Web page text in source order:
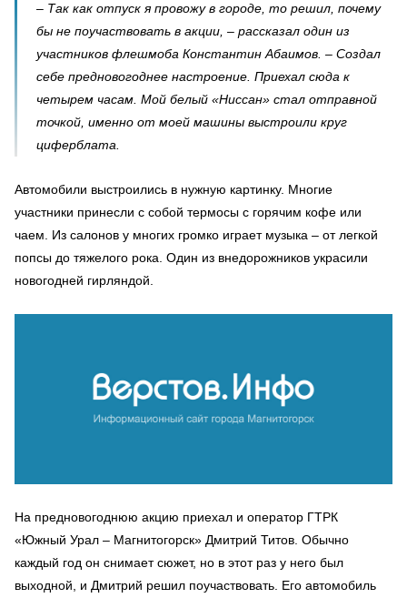
– Так как отпуск я провожу в городе, то решил, почему
бы не поучаствовать в акции, – рассказал один из
участников флешмоба Константин Абаимов. – Создал
себе предновогоднее настроение. Приехал сюда к
четырем часам. Мой белый «Ниссан» стал отправной
точкой, именно от моей машины выстроили круг
циферблата.
Автомобили выстроились в нужную картинку. Многие
участники принесли с собой термосы с горячим кофе или
чаем. Из салонов у многих громко играет музыка – от легкой
попсы до тяжелого рока. Один из внедорожников украсили
новогодней гирляндой.
На предновогоднюю акцию приехал и оператор ГТРК
«Южный Урал – Магнитогорск» Дмитрий Титов. Обычно
каждый год он снимает сюжет, но в этот раз у него был
выходной, и Дмитрий решил поучаствовать. Его автомобиль